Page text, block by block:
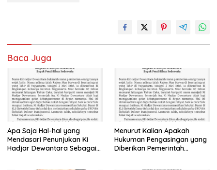
Baca Juga
Apa Saja Hal-hal yang
Mendasari Penunjukan Ki
Hadjar Dewantara Sebagai
Menurut Kalian Apakah
Hukuman Pengasingan yang
Diberikan Pemerintah